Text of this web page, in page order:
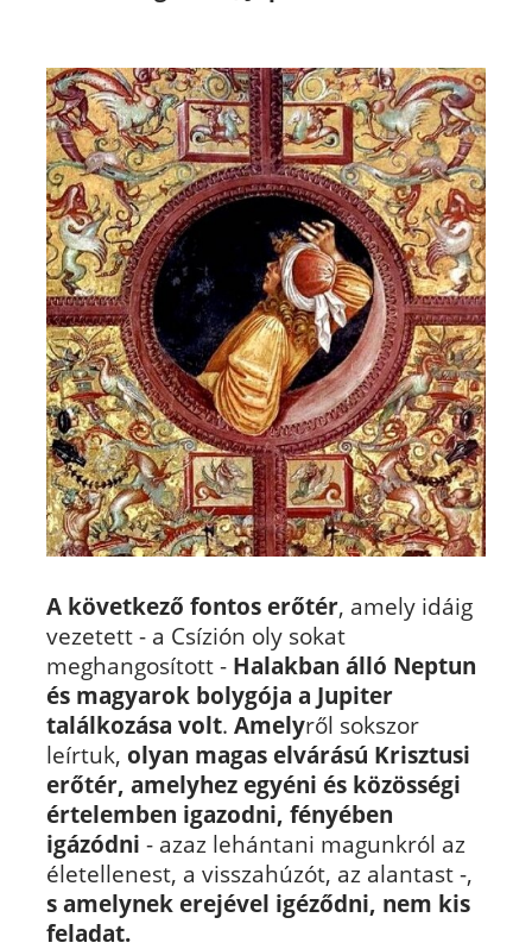
A következő fontos erőtér, amely idáig
vezetett - a Csízión oly sokat
meghangosított - Halakban álló Neptun
és magyarok bolygója a Jupiter
találkozása volt. Amelyről sokszor
leírtuk, olyan magas elvárású Krisztusi
erőtér, amelyhez egyéni és közösségi
értelemben igazodni, fényében
igázódni - azaz lehántani magunkról az
életellenest, a visszahúzót, az alantast -,
s amelynek erejével igéződni, nem kis
feladat.